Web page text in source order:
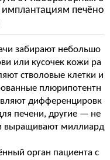
печёно
забирают небольшо
или кусочек кожи ра
стволовые клетки и
плюрипотентн
дифференцировк
печени, другие — не
выращивают миллиард
орган пациента с